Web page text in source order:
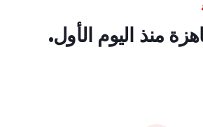
منذ اليوم الأول.